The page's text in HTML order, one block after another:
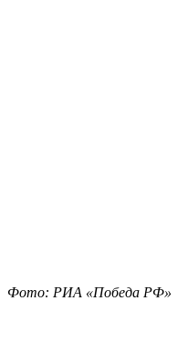
Фото: РИА «Победа РФ»